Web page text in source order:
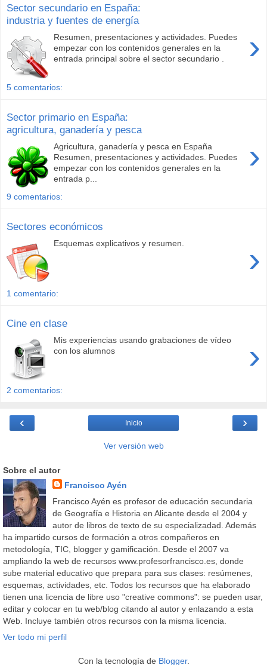
Sector secundario en España:
industria y fuentes de energía
›
Resumen, presentaciones y actividades. Puedes
empezar con los contenidos generales en la
entrada principal sobre el sector secundario .
5 comentarios:
Sector primario en España:
agricultura, ganadería y pesca
›
Agricultura, ganadería y pesca en España
Resumen, presentaciones y actividades. Puedes
empezar con los contenidos generales en la
entrada p...
9 comentarios:
Sectores económicos
›
Esquemas explicativos y resumen.
1 comentario:
Cine en clase
›
Mis experiencias usando grabaciones de vídeo
con los alumnos
2 comentarios:
‹ ›
Inicio
Ver versión web
Sobre el autor
Francisco Ayén
Francisco Ayén es profesor de educación secundaria
de Geografía e Historia en Alicante desde el 2004 y
autor de libros de texto de su especializadad. Además
ha impartido cursos de formación a otros compañeros en
metodología, TIC, blogger y gamificación. Desde el 2007 va
ampliando la web de recursos www.profesorfrancisco.es, donde
sube material educativo que prepara para sus clases: resúmenes,
esquemas, actividades, etc. Todos los recursos que ha elaborado
tienen una licencia de libre uso "creative commons": se pueden usar,
editar y colocar en tu web/blog citando al autor y enlazando a esta
Web. Incluye también otros recursos con la misma licencia.
Ver todo mi perfil
Con la tecnología de Blogger.